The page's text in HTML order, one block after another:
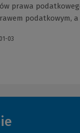
prawa
podatkowym,
03